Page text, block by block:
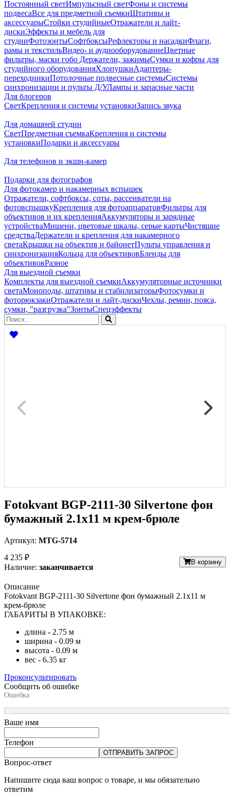
Постоянный светИмпульсный светФоны и системы
подвесаВсе для предметной съемкиШтативы и
аксессуарыСтойки студийныеОтражатели и лайт-
дискиЭффекты и мебель для
студииФотозонтыСофтбоксыРефлекторы и насадкиФлаги,
рамы и текстильВидео- и аудиооборудованиеЦветные
фильтры, маски гобо Держатели, зажимыСумки и кофры для
студийного оборудованияХлопушкиАдаптеры-
переходникиПотолочные подвесные системыСистемы
синхронизации и пульты Д/УЛампы и запасные части
Для блогеров
СветКрепления и системы установкиЗапись звука
Для домашней студии
СветПредметная съемкаКрепления и системы
установкиПодарки и аксессуары
Для телефонов и экшн-камер
Подарки для фотографов
Для фотокамер и накамерных вспышек
Отражатели, софтбоксы, соты, рассеиватели на
фотовспышкуКрепления для фотоаппаратовФильтры для
объективов и их крепленияАккумуляторы и зарядные
устройстваМишени, цветовые шкалы, серые картыЧистящие
средстваДержатели и крепления для накамерного
светаКрышки на объектив и байонетПульты управления и
синхронизацияКольца для объективовБленды для
объективовРазное
Для выездной съемки
Комплекты для выездной съемкиАккумуляторные источники
светаМоноподы, штативы и стабилизаторыФотосумки и
фоторюкзакиОтражатели и лайт-дискиЧехлы, ремни, пояса,
сумки, "разгрузка"ЗонтыСпецэффекты
Fotokvant BGP-2111-30 Silvertone фон
бумажный 2.1х11 м крем-брюле
Артикул: MTG-5714
4 235 ₽
Наличие: заканчивается
В корзину
Описание
Fotokvant BGP-2111-30 Silvertone фон бумажный 2.1х11 м
крем-брюле
ГАБАРИТЫ В УПАКОВКЕ:
длина - 2.75 м
ширина - 0.09 м
высота - 0.09 м
вес - 6.35 кг
Проконсультировать
Сообщить об ошибке
Ошибка
Ваше имя
Телефон
ОТПРАВИТЬ ЗАПРОС
Вопрос-ответ
Напишите сюда ваш вопрос о товаре, и мы обязательно
ответим